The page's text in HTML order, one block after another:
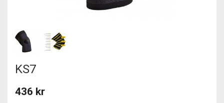
KS7
436 kr